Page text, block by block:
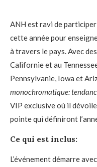
ANH est ravi de participer
cette année pour
à travers le pays. Avec
Californie et au
Pennsylvanie, Iowa et
monochromatique:
VIP exclusive où il
pointe qui définiront
Ce qui est inclus:
L’événement démarre